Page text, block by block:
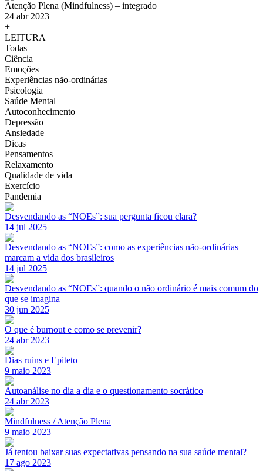
Atenção Plena (Mindfulness) – integrado
24 abr 2023
+
LEITURA
Todas
Ciência
Emoções
Experiências não-ordinárias
Psicologia
Saúde Mental
Autoconhecimento
Depressão
Ansiedade
Dicas
Pensamentos
Relaxamento
Qualidade de vida
Exercício
Pandemia
Desvendando as “NOEs”: sua pergunta ficou clara?
14 jul 2025
Desvendando as “NOEs”: como as experiências não-ordinárias
marcam a vida dos brasileiros
14 jul 2025
Desvendando as “NOEs”: quando o não ordinário é mais comum do
que se imagina
30 jun 2025
O que é burnout e como se prevenir?
24 abr 2023
Dias ruins e Epiteto
9 maio 2023
Autoanálise no dia a dia e o questionamento socrático
24 abr 2023
Mindfulness / Atenção Plena
9 maio 2023
Já tentou baixar suas expectativas pensando na sua saúde mental?
17 ago 2023